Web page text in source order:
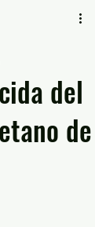
del
de